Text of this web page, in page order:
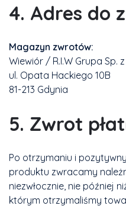
4. Adres do
Magazyn zwrotów:
Wiewiór / R.I.W Grupa Sp.
ul. Opata Hackiego 10B
81-213 Gdynia
5. Zwrot
Po otrzymaniu i
produktu zwracamy
niezwłocznie, nie później
którym otrzymaliśmy